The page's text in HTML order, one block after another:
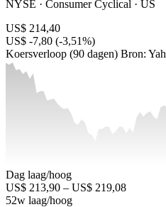
NYSE · Consumer Cyclical · US
US$ 214,40
US$ -7,80 (-3,51%)
Koersverloop (90 dagen) Bron:
Dag laag/hoog
US$ 213,90 – US$ 219,08
52w laag/hoog